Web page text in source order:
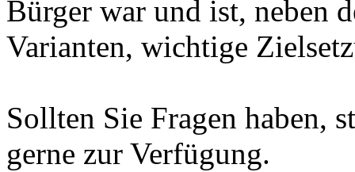
Bürger war und ist, neben
Varianten, wichtige
Sollten Sie Fragen haben,
gerne zur Verfügung.